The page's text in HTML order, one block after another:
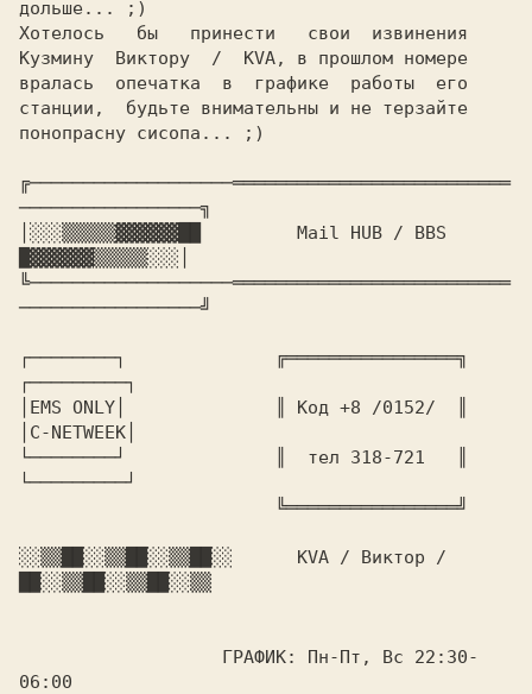
Хотелось   бы   принести   свои  извинения
Кузмину  Виктору  /  KVA, в прошлом номере
вралась  опечатка  в  графике  работы  его
станции,  будьте внимательны и не терзайте
понопрасну сисопа... ;)
╔───────────────────══════════════════════════
─────────────────╗
│░░░▒▒▒▒▒▓▓▓▓▓▓██
█▓▓▓▓▓▓▒▒▒▒▒░░░│
╚───────────────────══════════════════════════
┌────────┐              ╔════════════════╗
┌─────────┐
│EMS ONLY│              ║ Код +8 /0152/  ║
│C-NETWEEK│
└────────┘              ║  тел 318-721   ║
└─────────┘
░░▒▒██░░▒▒██░░▒▒██░░
██░░▒▒██░░▒▒██░░▒▒
06:00